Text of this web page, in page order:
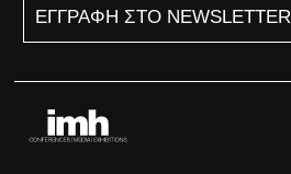
ΕΓΓΡΑΦΗ ΣΤΟ NEWSLETTER